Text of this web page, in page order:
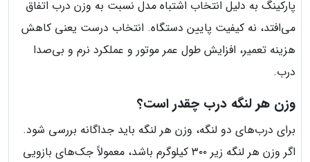
پارکینگ به دلیل انتخاب اشتباه مدل نسبت به وزن درب اتفاق
می‌افتد، نه کیفیت پایین دستگاه. انتخاب درست یعنی کاهش
هزینه تعمیر، افزایش طول عمر موتور و عملکرد نرم و بی‌صدا
درب.
وزن هر لنگه درب چقدر است؟
برای درب‌های دو لنگه، وزن هر لنگه باید جداگانه بررسی شود.
اگر وزن هر لنگه زیر ۳۰۰ کیلوگرم باشد، معمولاً جک‌های بازویی